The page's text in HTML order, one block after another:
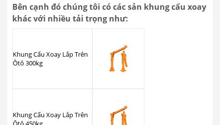
Bên cạnh đó chúng tôi có các sản khung cẩu xoay
khác với nhiều tải trọng như:
Khung Cẩu Xoay Lắp Trên
Ôtô 300kg
Khung Cẩu Xoay Lắp Trên